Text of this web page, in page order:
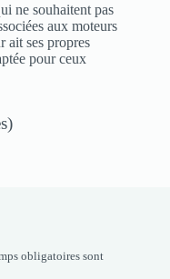
ne souhaitent pas
aux moteurs
ait ses propres
pour ceux
obligatoires sont